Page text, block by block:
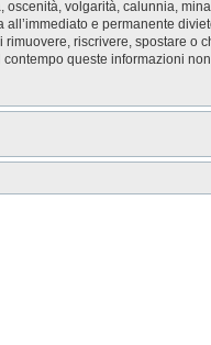
volgarità, calunnia,
e permanente
rimuovere, riscrivere, spostare
queste informazioni